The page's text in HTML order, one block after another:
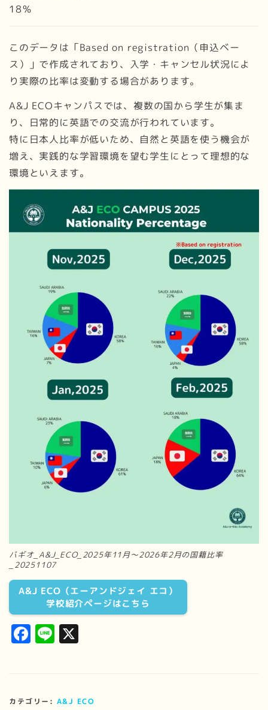
18％
このデータは「Based on registration（申込ベー
ス）」で作成されており、入学・キャンセル状況によ
り実際の比率は変動する場合があります。
A&J ECOキャンパスでは、複数の国から学生が集ま
り、日常的に英語での交流が行われています。
特に日本人比率が低いため、自然と英語を使う機会が
増え、実践的な学習環境を望む学生にとって理想的な
環境といえます。
バギオ_A&J_ECO_2025年11月～2026年2月の国籍比率
_20251107
A&J ECO（エーアンドジェイ エコ）
学校紹介ページはこちら
Facebook
Line
カテゴリー: A&J ECO